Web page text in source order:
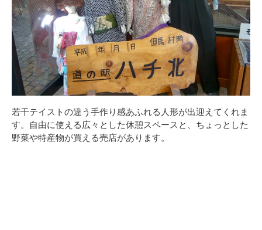
若干テイストの違う手作り感あふれる人形が出迎えてくれま
す。自由に使える広々とした休憩スペースと、ちょっとした
野菜や特産物が買える売店があります。